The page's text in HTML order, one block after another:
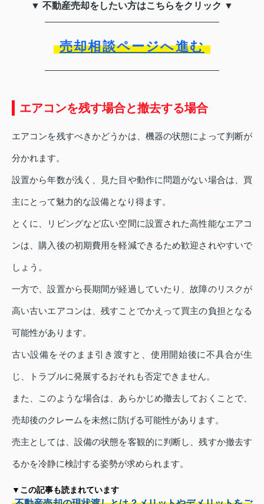
▼ 不動産売却をしたい方はこちらをクリック ▼
売却相談ページへ進む
エアコンを残す場合と撤去する場合
エアコンを残すべきかどうかは、機器の状態によって判断が
分かれます。
設置から年数が浅く、見た目や動作に問題がない場合は、買
主にとって魅力的な設備となり得ます。
とくに、リビングなど広い空間に設置された高性能なエアコ
ンは、購入後の初期費用を軽減できるため歓迎されやすいで
しょう。
一方で、設置から長期間が経過していたり、故障のリスクが
高い古いエアコンは、残すことでかえって買主の負担となる
可能性があります。
古い設備をそのまま引き渡すと、使用開始後に不具合が生
じ、トラブルに発展するおそれも否定できません。
また、このような場合は、あらかじめ撤去しておくことで、
売却後のクレームを未然に防げる可能性があります。
売主としては、設備の状態を客観的に判断し、残すか撤去す
るかを冷静に検討する姿勢が求められます。
▼この記事も読まれています